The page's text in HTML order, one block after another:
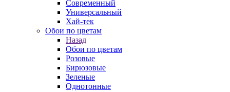
Современный
Универсальный
Хай-тек
Обои по цветам
Назад
Обои по цветам
Розовые
Бирюзовые
Зеленые
Однотонные